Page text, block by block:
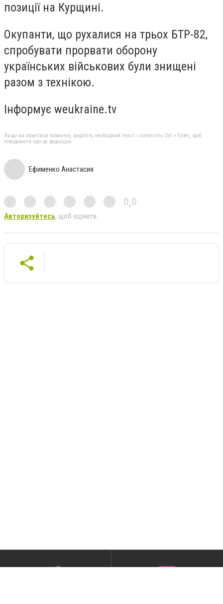
позиції на Курщині.
Окупанти, що рухалися на трьох БТР-82,
спробувати прорвати оборону
українських військових були знищені
разом з технікою.
Інформує weukraine.tv
Якщо ви помітили помилку, виділіть необхідний текст і натисніть Ctrl + Enter, щоб
повідомити про це редакцію
Ефименко Анастасия
0,0
Авторизуйтесь, щоб оцінити